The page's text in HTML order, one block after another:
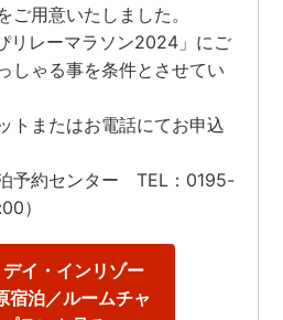
ご用意いたしました。
リレーマラソン2024」にご
しゃる事を条件とさせてい
トまたはお電話にてお申込
予約センターTEL： 0195-
）
イ・インリゾー
宿泊／ルームチャ